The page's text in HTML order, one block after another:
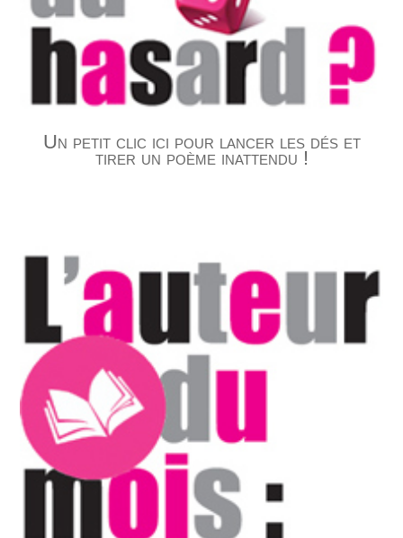
Un petit clic ici pour lancer les dés et
tirer un poème inattendu !